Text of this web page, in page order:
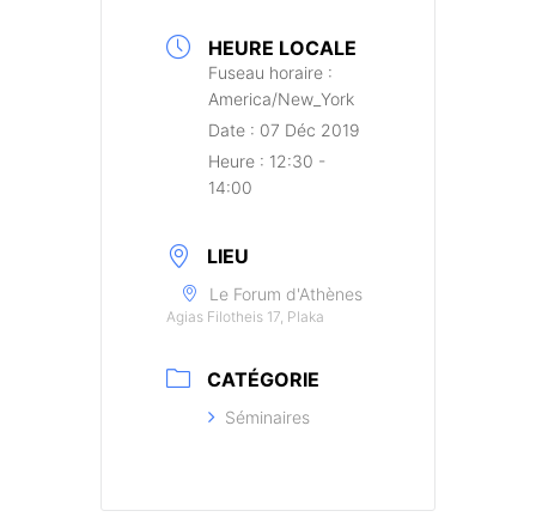
HEURE LOCALE
Fuseau horaire :
America/New_York
Date : 07 Déc 2019
Heure : 12:30 -
14:00
LIEU
Le Forum d'Athènes
Agias Filotheis 17, Plaka
CATÉGORIE
Séminaires